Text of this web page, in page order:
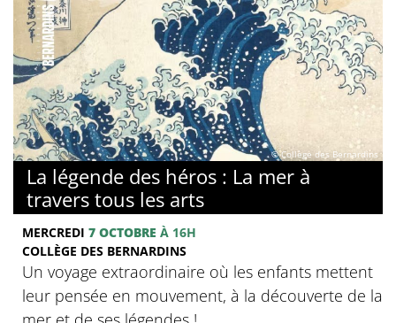
© Collège des Bernardins
La légende des héros : La mer à
travers tous les arts
MERCREDI 7 OCTOBRE À 16H
COLLÈGE DES BERNARDINS
Un voyage extraordinaire où les enfants mettent
leur pensée en mouvement, à la découverte de la